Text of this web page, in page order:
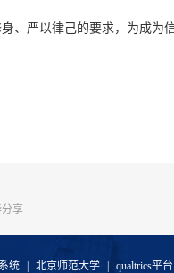
、严以律己的要求，为成为
分享
统 北京师范大学
qualtrics平台